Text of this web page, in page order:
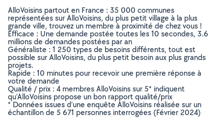
AlloVoisins partout en France : 35 000 communes
représentées sur AlloVoisins, du plus petit village à la plus
grande ville, trouvez un membre à proximité de chez vous !
Efficace : Une demande postée toutes les 10 secondes, 3.6
millions de demandes postées par an
Généraliste : 1 250 types de besoins différents, tout est
possible sur AlloVoisins, du plus petit besoin aux plus grands
projets.
Rapide : 10 minutes pour recevoir une première réponse à
votre demande
Qualité / prix : 4 membres AlloVoisins sur 5* indiquent
qu’AlloVoisins propose un bon rapport qualité/prix
* Données issues d’une enquête AlloVoisins réalisée sur un
échantillon de 5 671 personnes interrogées (Février 2024)